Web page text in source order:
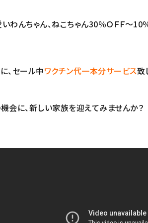
わんちゃん、ねこちゃん30％ＯＦＦ～10％
、セール中ワクチン代一本分サービス致
会に、新しい家族を迎えてみませんか？